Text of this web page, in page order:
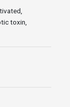
toxin,